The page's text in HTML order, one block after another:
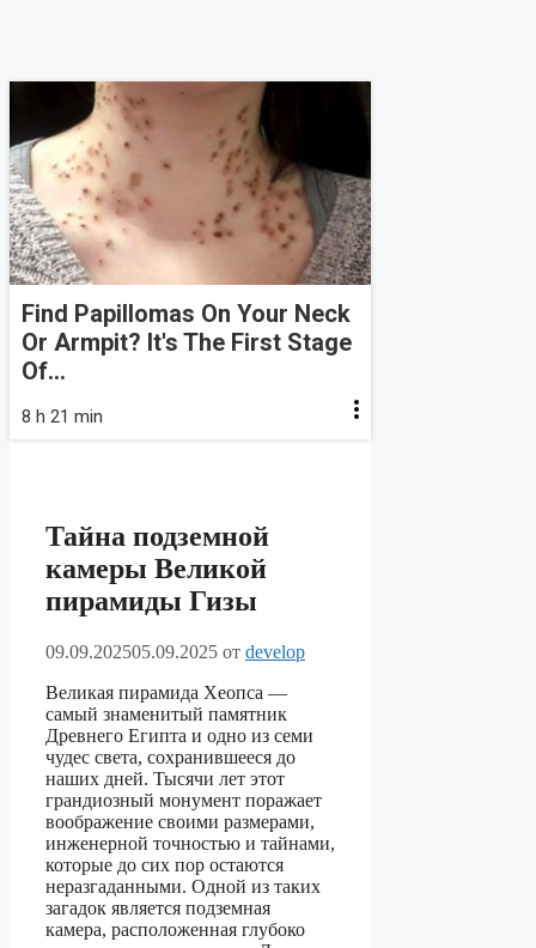
Find Papillomas On Your Neck
Or Armpit? It's The First Stage
Of...
8 h 21 min
Тайна подземной
камеры Великой
пирамиды Гизы
09.09.202505.09.2025 от develop
Великая пирамида Хеопса —
самый знаменитый памятник
Древнего Египта и одно из семи
чудес света, сохранившееся до
наших дней. Тысячи лет этот
грандиозный монумент поражает
воображение своими размерами,
инженерной точностью и тайнами,
которые до сих пор остаются
неразгаданными. Одной из таких
загадок является подземная
камера, расположенная глубоко